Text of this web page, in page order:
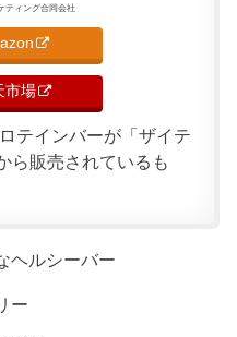
ティング合同会社
市場
テインバーが「ザイテ
ら販売されているも
ヘルシーバー
ー